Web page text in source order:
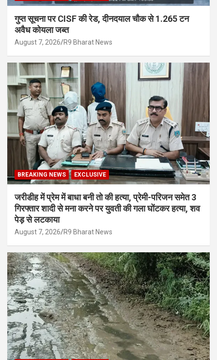
गुप्त सूचना पर CISF की रेड, दीनदयाल चौक से 1.265 टन
अवैध कोयला जब्त
August 7, 2026 R9 Bharat News
BREAKING NEWS EXCLUSIVE
जरीडीह में प्रेम में बाधा बनी तो की हत्या, प्रेमी-परिजन समेत 3
गिरफ्तार शादी से मना करने पर युवती की गला घोंटकर हत्या, शव
पेड़ से लटकाया
August 7, 2026 R9 Bharat News